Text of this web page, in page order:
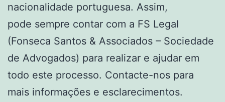
nacionalidade portuguesa. Assim,
pode sempre contar com a FS Legal
(Fonseca Santos & Associados – Sociedade
de Advogados) para realizar e ajudar em
todo este processo. Contacte-nos para
mais informações e esclarecimentos.